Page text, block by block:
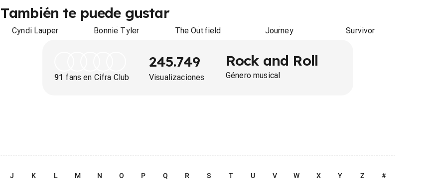
También te puede gustar
Cyndi Lauper Bonnie Tyler The Outfield Journey Survivor
91 fans en Cifra Club
245.749
Visualizaciones
Rock and Roll
Género musical
J K L M N O P Q R S T U V W X Y Z #